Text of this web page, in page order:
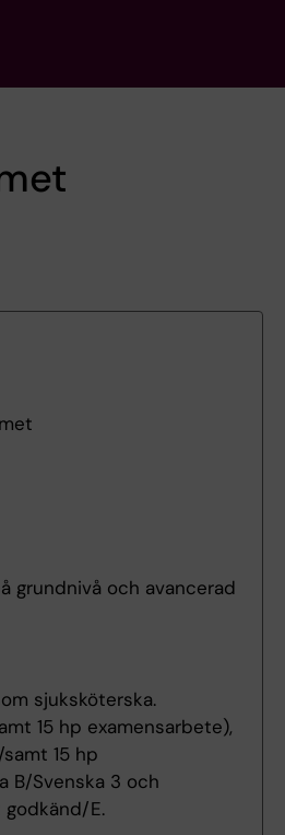
grundnivå och avancerad
sjuksköterska.
15 hp examensarbete),
15 hp
B/Svenska 3 och
E.